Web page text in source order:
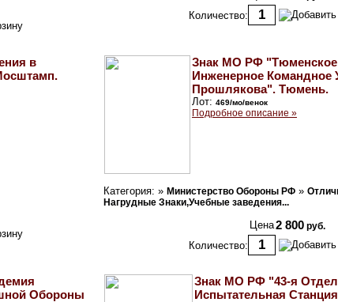
Количество:
в
Знак МО РФ
Инженерное
Прошлякова". Тюмень.
Лот: 469/мо/венок
Подробное описание »
Категория: » Министерство Обороны РФ »
Нагрудные Знаки,Учебные заведения...
Цена2 800 руб.
Количество:
Обороны
Знак МО РФ "43-я
Испытательная